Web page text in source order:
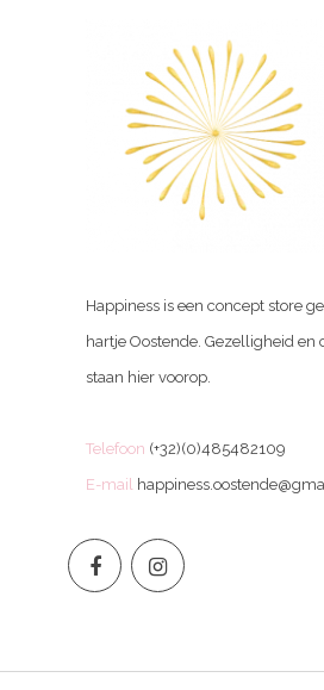
Happiness is een concept store
hartje Oostende. Gezelligheid en
staan hier voorop.
Telefoon (+32)(0)485482109
E-mail